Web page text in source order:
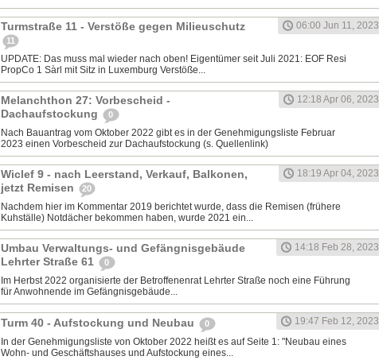
Turmstraße 11 - Verstöße gegen Milieuschutz
11
06:00 Jun 11, 2023
UPDATE: Das muss mal wieder nach oben! Eigentümer seit Juli 2021: EOF Resi
PropCo 1 Sàrl mit Sitz in Luxemburg Verstöße...
Melanchthon 27: Vorbescheid -
Dachaufstockung
0
12:18 Apr 06, 2023
Nach Bauantrag vom Oktober 2022 gibt es in der Genehmigungsliste Februar
2023 einen Vorbescheid zur Dachaufstockung (s. Quellenlink)
Wiclef 9 - nach Leerstand, Verkauf, Balkonen,
jetzt Remisen
20
18:19 Apr 04, 2023
Nachdem hier im Kommentar 2019 berichtet wurde, dass die Remisen (frühere
Kuhställe) Notdächer bekommen haben, wurde 2021 ein...
Umbau Verwaltungs- und Gefängnisgebäude
Lehrter Straße 61
0
14:18 Feb 28, 2023
Im Herbst 2022 organisierte der Betroffenenrat Lehrter Straße noch eine Führung
für Anwohnende im Gefängnisgebäude...
Turm 40 - Aufstockung und Neubau 0
19:47 Feb 12, 2023
In der Genehmigungsliste von Oktober 2022 heißt es auf Seite 1: "Neubau eines
Wohn- und Geschäftshauses und Aufstockung eines...